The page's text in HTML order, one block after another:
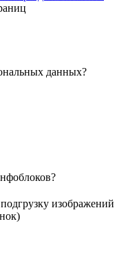
данных?
?
изображений